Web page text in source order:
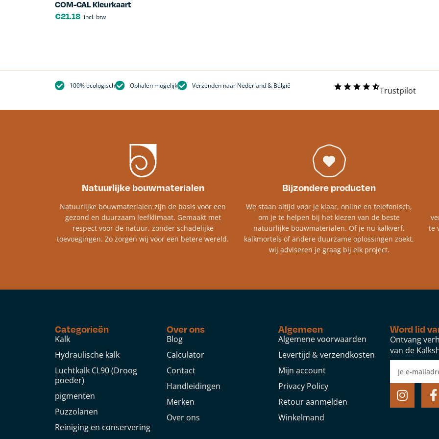
COM-CAL Kleurkaart
€21.18 incl. btw
100% ecologisch Ophalen mogelijk Verzenden naar Nederland & België Trustpilot
Natuurlijke bouwmaterialen
Natuurlijke bouwmaterialen zijn de basis voor een
gezond en duurzaam leefklimaat. Gemaakt met
respect voor de natuur, zonder schadelijke
toevoegingen. Zo zorgen wij voor een betere wereld.
Bijzondere producten
We staan altijd voor je klaar, online en telefonisch,
om je te helpen bij het kiezen van de beste
natuurlijke bouwmaterialen. Of je nu kalkverf,
kalkmortels of andere duurzame oplossingen zoekt,
wij adviseren je graag bij elk project.​
te
Categorieën
Kalk
Hydraulische kalk
Luchtkalk CL90 (Droog
poeder)
pigmenten
Puzzolanen
Reiniging en conservering
Over ons
Blog
Calculator
Contact
Handleidingen
Merken
Over ons
Algemeen
Algemene voorwaarden
Levertijd & verzendkosten
Mijn account
Privacy Policy
Retour aanmelden
Winkelmand
Word lid
Ontvang
van de